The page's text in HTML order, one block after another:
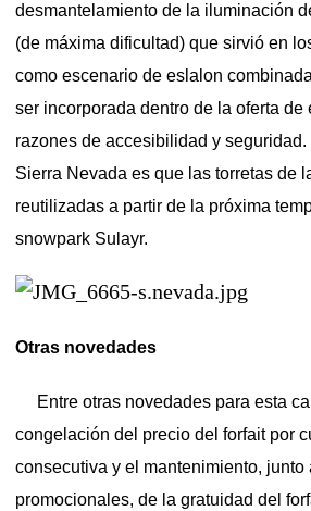
desmantelamiento de la iluminación
(de máxima dificultad) que sirvió en
como escenario de eslalon
ser incorporada dentro de la oferta de
razones de accesibilidad y
Sierra Nevada es que las torretas de
reutilizadas a partir de la próxima
snowpark Sulayr.
Otras novedades
Entre otras novedades para esta
congelación del precio del forfait por
consecutiva y el mantenimiento, junto
promocionales, de la gratuidad del